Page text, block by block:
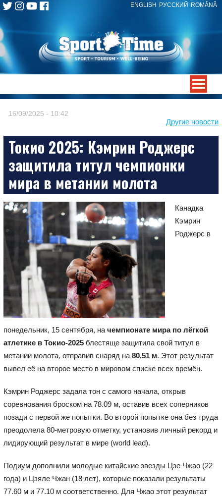
ENGLISH РУССКИЙ ROMÂNĂ
Skip
to
content
Другие новости
16/09/2025 - 10:42
Токио 2025: Кэмрин Роджерс
защитила титул чемпионки
мира в метании молота
Канадка
Кэмрин
Роджерс в
понедельник, 15 сентября, на чемпионате мира по лёгкой
атлетике в Токио-2025блестяще защитила свой титул в
метании молота, отправив снаряд на 80,51 м. Этот результат
вывел её на второе место в мировом списке всех времён.
Кэмрин Роджерс задала тон с самого начала, открыв
соревнования броском на 78.09 м, оставив всех соперников
позади с первой же попытки. Во второй попытке она без труда
преодолела 80-метровую отметку, установив личный рекорд и
лидирующий результат в мире (world lead).
Подиум дополнили молодые китайские звезды Цзе Чжао (22
года) и Цзяле Чжан (18 лет), которые показали результаты
77.60 м и 77.10 м соответственно. Для Чжао этот результат